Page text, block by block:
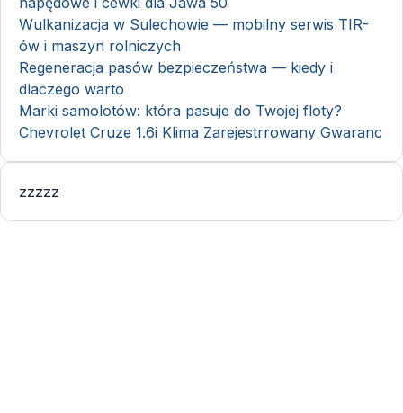
Wulkanizacja w Sulechowie — mobilny serwis TIR-
ów i maszyn rolniczych
Regeneracja pasów bezpieczeństwa — kiedy i
dlaczego warto
Marki samolotów: która pasuje do Twojej floty?
Chevrolet Cruze 1.6i Klima Zarejestrrowany Gwaranc
zzzzz